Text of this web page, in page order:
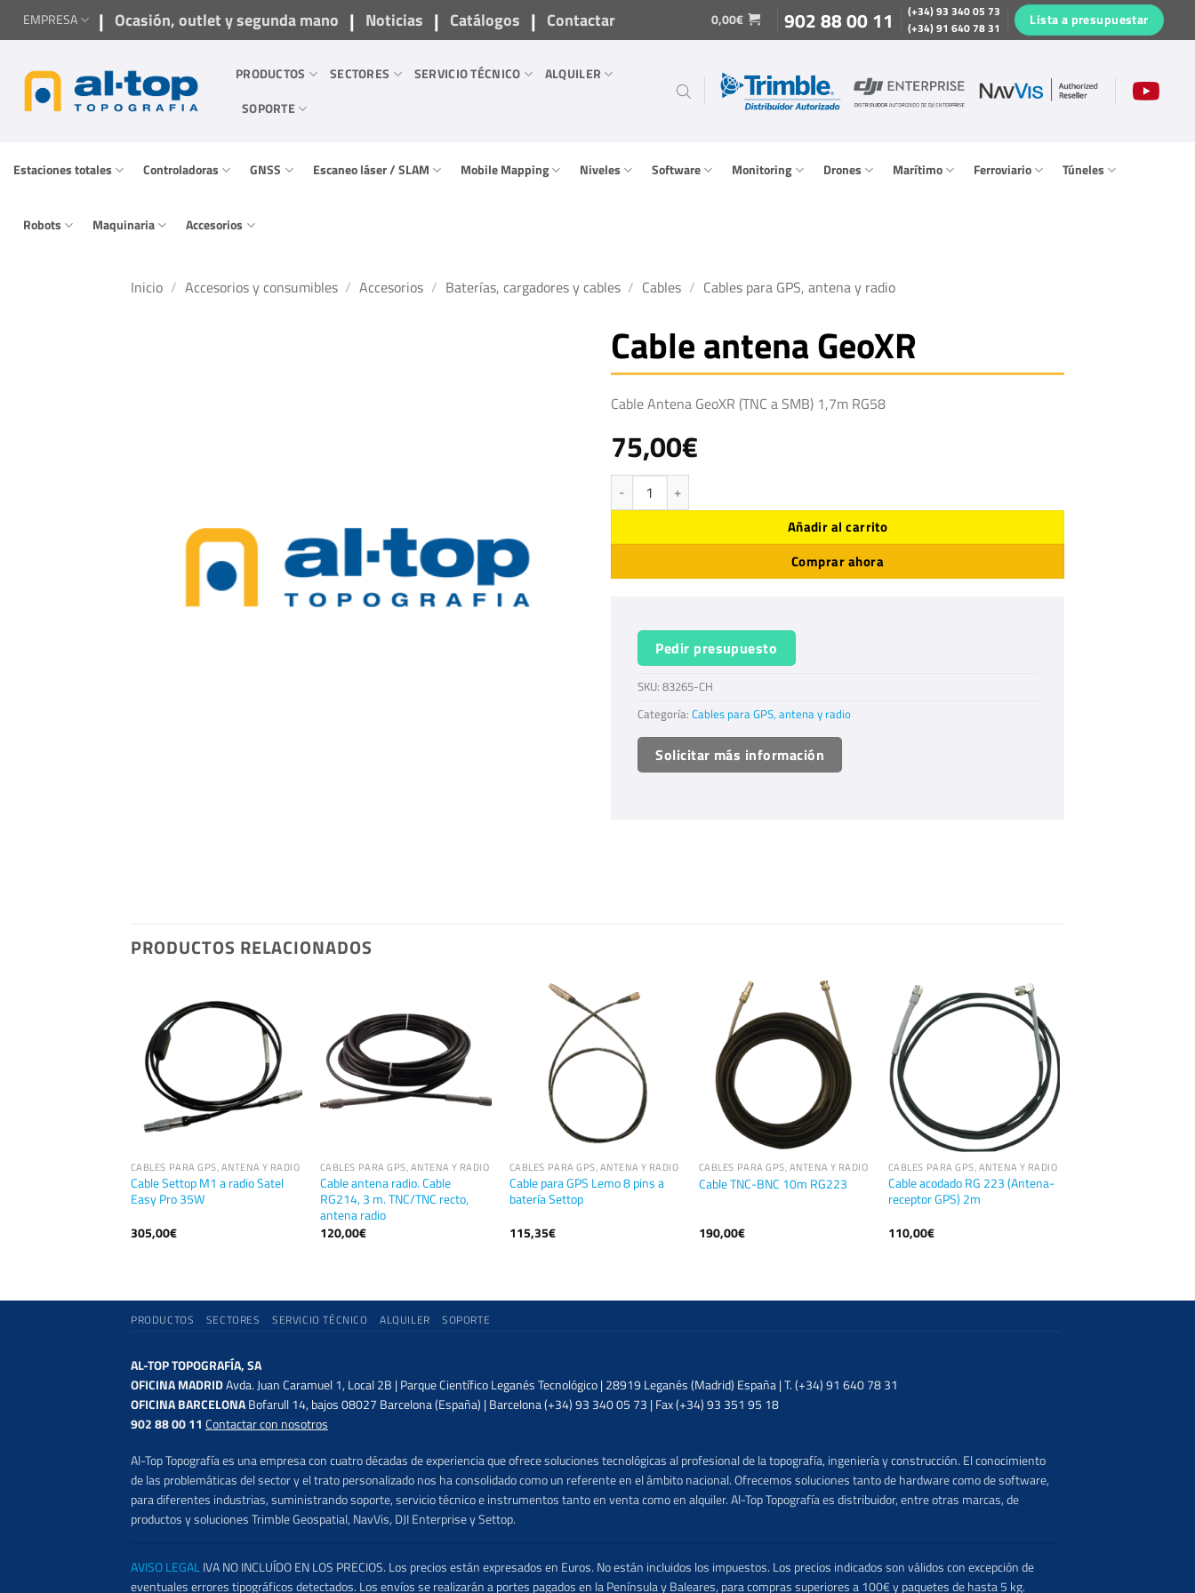
SaltarEMPRESA | Ocasión, outlet y segunda mano | Noticias | Catálogos | Contactar 0,00€ 902 88 00 11
(+34) 93 340 05 73
(+34) 91 640 78 31
Lista a presupuestar
PRODUCTOS SECTORES SERVICIO TÉCNICO
ALQUILER
SOPORTE
Estaciones totales Controladoras GNSS Escaneo láser / SLAM Mobile Mapping Niveles Software Monitoring Drones Marítimo Ferroviario Túneles
Robots Maquinaria Accesorios
Inicio / Accesorios y consumibles / Accesorios / Baterías, cargadores y cables / Cables / Cables para GPS, antena y radio
Cable antena GeoXR
Cable Antena GeoXR (TNC a SMB) 1,7m RG58
75,00€
Cable antena GeoXR cantidad
Añadir al carrito
Comprar ahora
Pedir presupuesto
SKU: 83265-CH
Categoría: Cables para GPS, antena y radio
Solicitar más información
PRODUCTOS RELACIONADOS
CABLES PARA GPS, ANTENA Y RADIO
Cable Settop M1 a radio Satel
Easy Pro 35W
305,00€
CABLES PARA GPS, ANTENA Y RADIO
Cable antena radio. Cable
RG214, 3 m. TNC/TNC recto,
antena radio
120,00€
CABLES PARA GPS, ANTENA Y RADIO
Cable para GPS Lemo 8 pins a
batería Settop
115,35€
CABLES PARA GPS, ANTENA Y RADIO
Cable TNC-BNC 10m RG223
190,00€
CABLES PARA GPS, ANTENA Y RADIO
Cable acodado RG 223 (Antena-
receptor GPS) 2m
110,00€
PRODUCTOS SECTORES SERVICIO TÉCNICO ALQUILER SOPORTE
AL-TOP TOPOGRAFÍA, SA
OFICINA MADRIDAvda. Juan Caramuel 1, Local 2B | Parque Científico Leganés Tecnológico | 28919 Leganés (Madrid) España | T. (+34) 91 640 78 31
OFICINA BARCELONABofarull 14, bajos 08027 Barcelona (España) | Barcelona (+34) 93 340 05 73 | Fax (+34) 93 351 95 18
902 88 00 11 Contactar con nosotros
Al-Top Topografía es una empresa con cuatro décadas de experiencia que ofrece soluciones tecnológicas al profesional de la topografía, ingeniería y construcción. El conocimiento
de las problemáticas del sector y el trato personalizado nos ha consolidado como un referente en el ámbito nacional. Ofrecemos soluciones tanto de hardware como de software,
para diferentes industrias, suministrando soporte, servicio técnico e instrumentos tanto en venta como en alquiler. Al-Top Topografía es distribuidor, entre otras marcas, de
productos y soluciones Trimble Geospatial, NavVis, DJI Enterprise y Settop.
AVISO LEGALIVA NO INCLUÍDO EN LOS PRECIOS. Los precios están expresados en Euros. No están incluidos los impuestos. Los precios indicados son válidos con excepción de
eventuales errores tipográficos detectados. Los envíos se realizarán a portes pagados en la Península y Baleares, para compras superiores a 100€ y paquetes de hasta 5 kg.